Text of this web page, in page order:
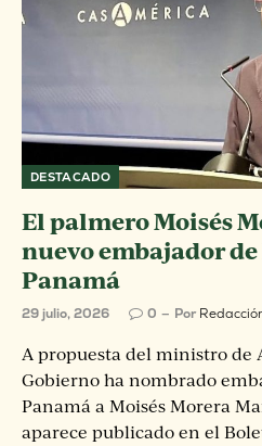
DESTACADO
El palmero Moisés
nuevo embajador de
Panamá
29 julio, 2026 0 Por
A propuesta del ministro de
Gobierno ha nombrado
Panamá a Moisés Morera
aparece publicado en el